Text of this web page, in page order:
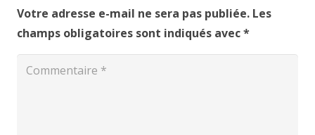
Votre adresse e-mail ne sera pas publiée. Les
champs obligatoires sont indiqués avec*